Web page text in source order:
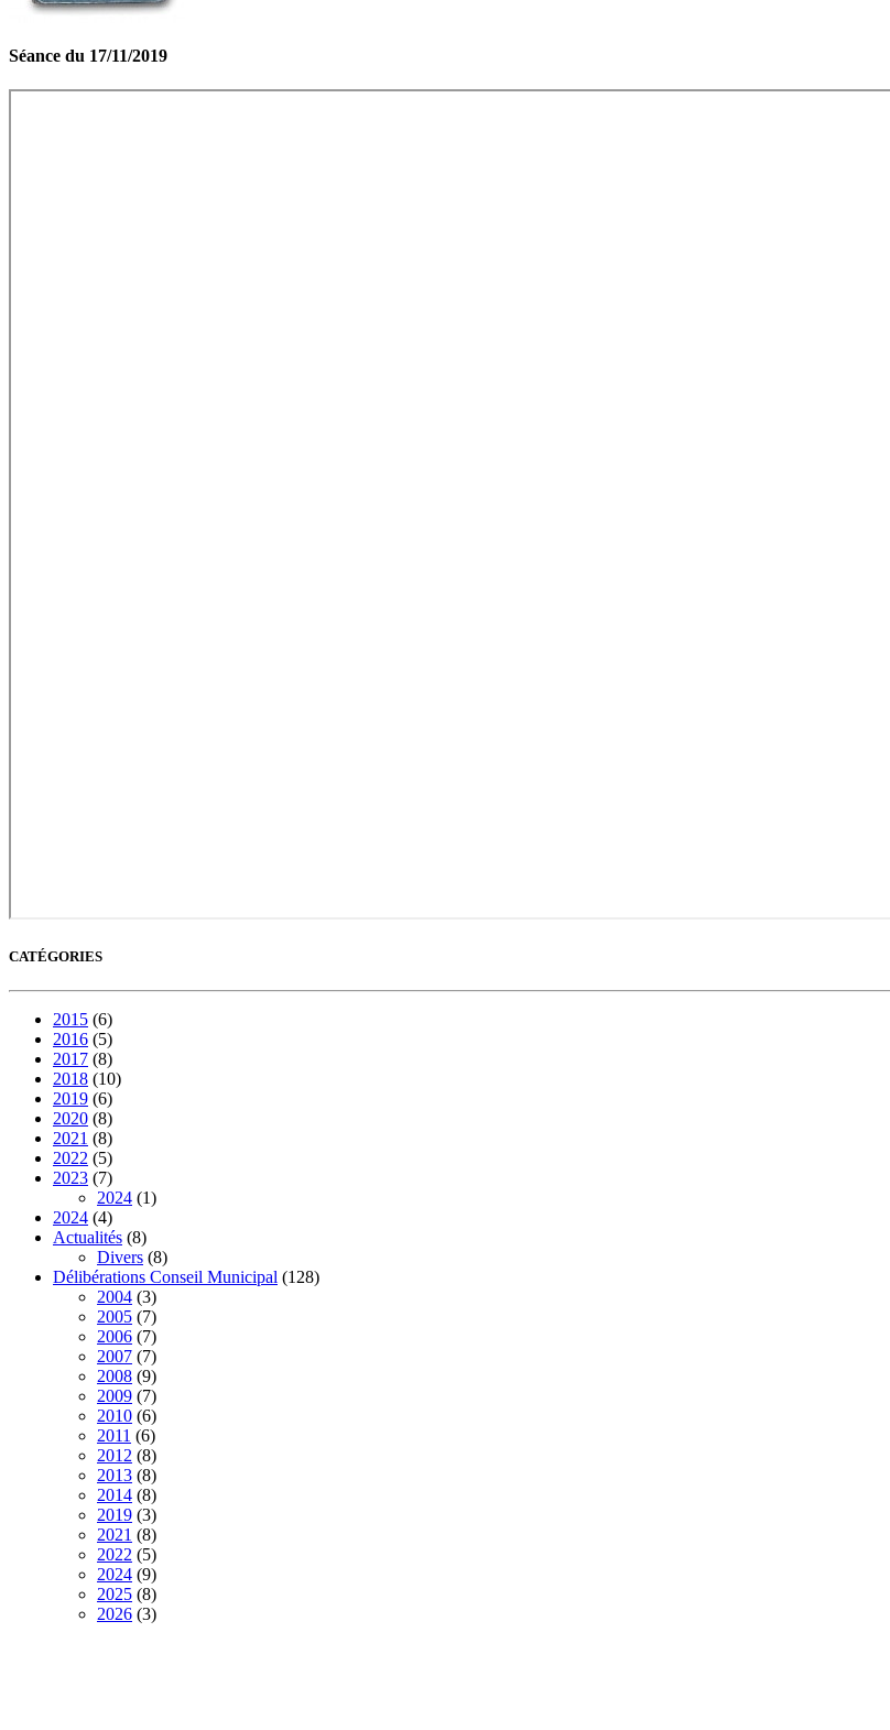
Séance du 17/11/2019
CATÉGORIES
2015 (6)
2016 (5)
2017 (8)
2018 (10)
2019 (6)
2020 (8)
2021 (8)
2022 (5)
2023 (7)
2024 (1)
2024 (4)
Actualités (8)
Divers (8)
Délibérations Conseil Municipal (128)
2004 (3)
2005 (7)
2006 (7)
2007 (7)
2008 (9)
2009 (7)
2010 (6)
2011 (6)
2012 (8)
2013 (8)
2014 (8)
2019 (3)
2021 (8)
2022 (5)
2024 (9)
2025 (8)
2026 (3)